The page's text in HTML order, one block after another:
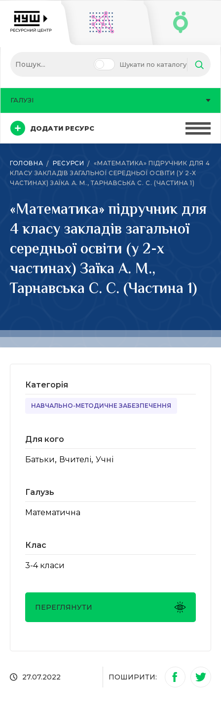
Шукати по каталогу
ДОДАТИ РЕСУРС
ГАЛУЗІ
ГОЛОВНА РЕСУРСИ
«МАТЕМАТИКА» ПІДРУЧНИК ДЛЯ 4
КЛАСУ ЗАКЛАДІВ ЗАГАЛЬНОЇ СЕРЕДНЬОЇ ОСВІТИ (У 2-Х
ЧАСТИНАХ) ЗАЇКА А. М., ТАРНАВСЬКА С. С. (ЧАСТИНА 1)
«Математика» підручник для
4 класу закладів загальної
середньої освіти (у 2-х
частинах) Заїка А. М.,
Тарнавська С. С. (Частина 1)
27.07.2022 ПОШИРИТИ:
Категорія
НАВЧАЛЬНО-МЕТОДИЧНЕ ЗАБЕЗПЕЧЕННЯ
Для кого
Батьки, Вчителі, Учні
Галузь
Математична
Клас
3-4 класи
ПЕРЕГЛЯНУТИ